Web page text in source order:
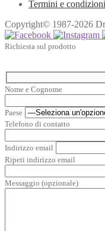
Termini e condizioni
Copyright© 1987-2026
Richiesta sul prodotto
Nome e Cognome
Paese
Telefono di contatto
Indirizzo email
Ripeti indirizzo email
Messaggio (opzionale)